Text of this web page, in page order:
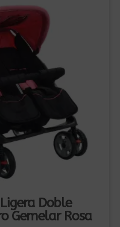
Doble
Gemelar Rosa